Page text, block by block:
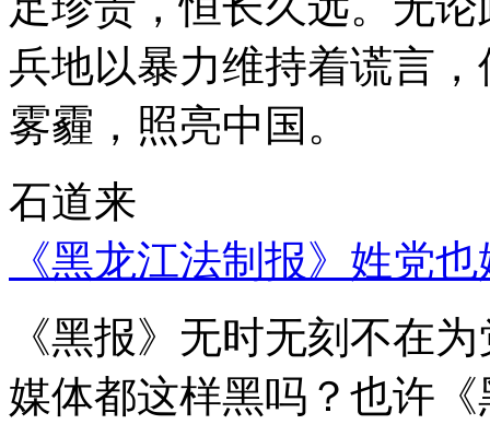
兵地以暴力维持着谎言
雾霾，照亮中国。
石道来
《黑龙江法制报》姓党
《黑报》无时无刻不在
媒体都这样黑吗？也许